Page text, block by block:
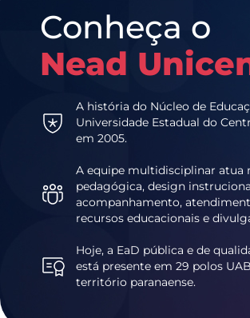
Conheça o
Nead
A história do Núcleo de
Universidade Estadual do
em 2005.
A equipe multidisciplinar atua
pedagógica, design
acompanhamento,
recursos educacionais e
Hoje, a EaD pública e de
está presente em 29 polos
território paranaense.